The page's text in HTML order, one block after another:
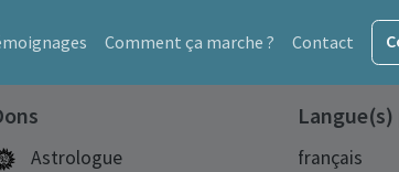
Comment ça marche ? Contact
Astrologue
français